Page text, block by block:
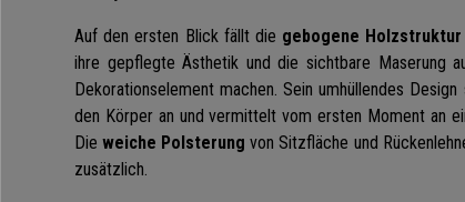
Auf den ersten Blick fällt die gebogene
ihre gepflegte Ästhetik und die sichtbare Maserung
Dekorationselement machen. Sein umhüllendes
den Körper an und vermittelt vom ersten Moment an
Dieweiche Polsterung von Sitzfläche und
zusätzlich.